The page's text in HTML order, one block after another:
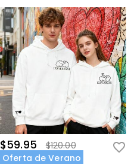
$59.95
$120.00
Oferta de Verano